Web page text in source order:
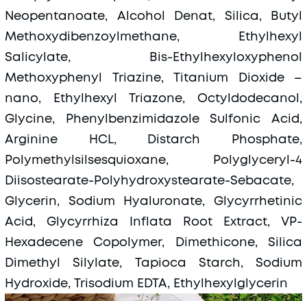
Neopentanoate, Alcohol Denat, Silica, Butyl
Methoxydibenzoylmethane, Ethylhexyl
Salicylate, Bis-Ethylhexyloxyphenol
Methoxyphenyl Triazine, Titanium Dioxide –
nano, Ethylhexyl Triazone, Octyldodecanol,
Glycine, Phenylbenzimidazole Sulfonic Acid,
Arginine HCL, Distarch Phosphate,
Polymethylsilsesquioxane, Polyglyceryl-4
Diisostearate-Polyhydroxystearate-Sebacate,
Glycerin, Sodium Hyaluronate, Glycyrrhetinic
Acid, Glycyrrhiza Inflata Root Extract, VP-
Hexadecene Copolymer, Dimethicone, Silica
Dimethyl Silylate, Tapioca Starch, Sodium
Hydroxide, Trisodium EDTA, Ethylhexylglycerin